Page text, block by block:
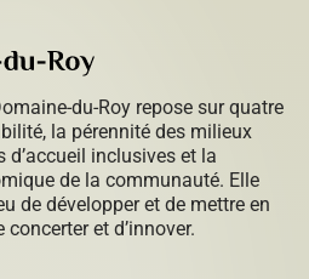
du-Roy repose sur quatre
la pérennité des milieux
inclusives et la
de la communauté. Elle
de développer et de mettre en
et d’innover.